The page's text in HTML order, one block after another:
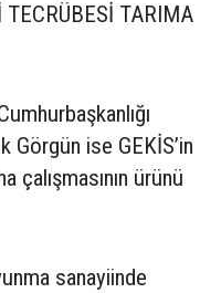
TECRÜBESİ TARIMA
Görgün ise GEKİS’in
çalışmasının ürünü
sanayiinde